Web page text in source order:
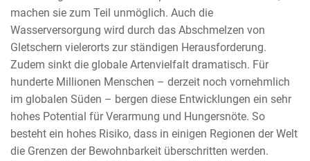
machen sie zum Teil unmöglich. Auch die
Wasserversorgung wird durch das Abschmelzen von
Gletschern vielerorts zur ständigen Herausforderung.
Zudem sinkt die globale Artenvielfalt dramatisch. Für
hunderte Millionen Menschen – derzeit noch vornehmlich
im globalen Süden – bergen diese Entwicklungen ein sehr
hohes Potential für Verarmung und Hungersnöte. So
besteht ein hohes Risiko, dass in einigen Regionen der Welt
die Grenzen der Bewohnbarkeit überschritten werden.